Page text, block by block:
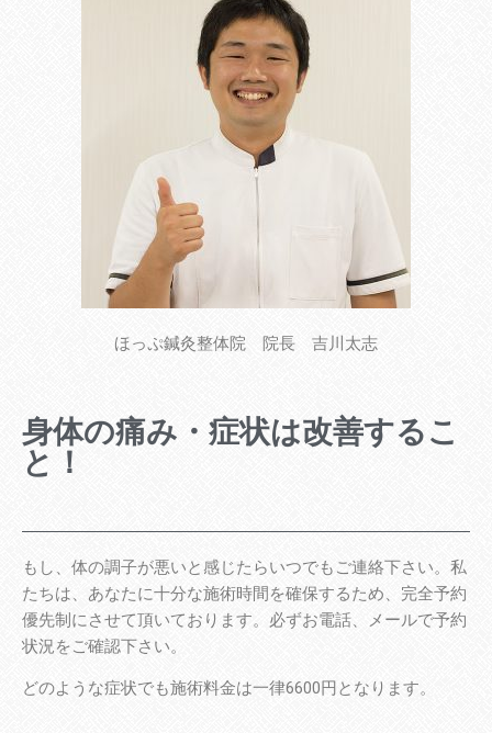
ほっぷ鍼灸整体院 院長 吉川太志
身体の痛み・症状は改善するこ
と！
もし、体の調子が悪いと感じたらいつでもご連絡下さい。私
たちは、あなたに十分な施術時間を確保するため、完全予約
優先制にさせて頂いております。必ずお電話、メールで予約
状況をご確認下さい。
どのような症状でも施術料金は一律6600円となります。